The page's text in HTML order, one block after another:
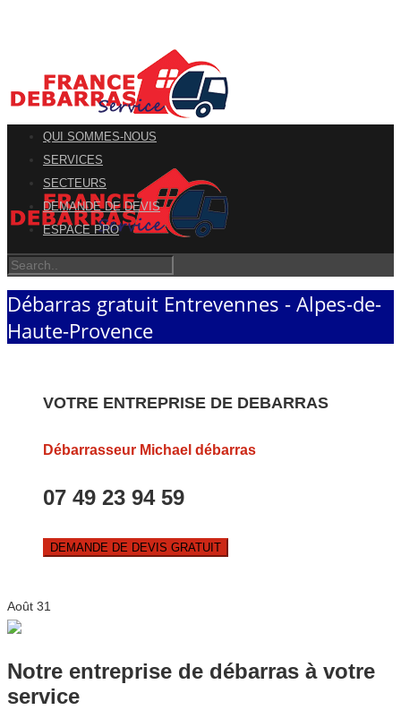
QUI SOMMES-NOUS
SERVICES
SECTEURS
DEMANDE DE DEVIS
ESPACE PRO
Débarras gratuit Entrevennes - Alpes-de-
Haute-Provence
VOTRE ENTREPRISE DE DEBARRAS
Débarrasseur Michael débarras
07 49 23 94 59
DEMANDE DE DEVIS GRATUIT
Août 31
Notre entreprise de débarras à votre
service